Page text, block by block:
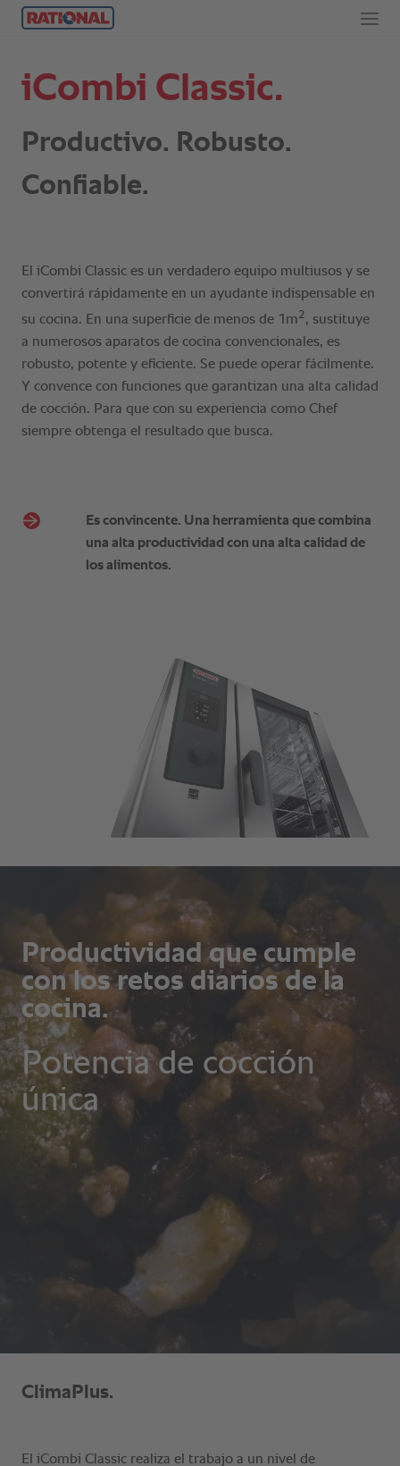
iCombi Classic.
Productivo. Robusto.
Confiable.
Es convincente. Una herramienta que combina
una alta productividad con una alta calidad de
los alimentos.